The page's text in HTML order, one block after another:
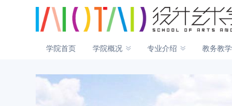
学院首页 学院概况 专业介绍 教务教学